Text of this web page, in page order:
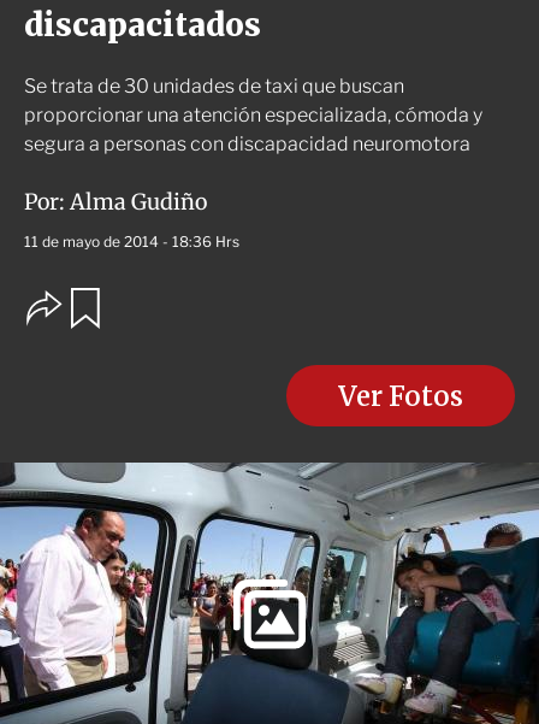
discapacitados
Se trata de 30 unidades de taxi que buscan
proporcionar una atención especializada, cómoda y
segura a personas con discapacidad neuromotora
Por:Alma Gudiño
11 de mayo de 2014 - 18:36 Hrs
O
p
s
d
e
c
o
m
p
a
r
t
i
r
Ver Fotos